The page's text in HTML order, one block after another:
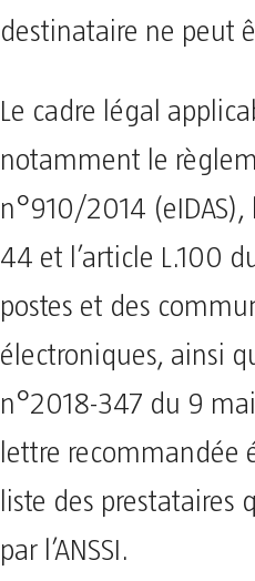
destinataire ne peut
Le cadre légal
notamment le
n°910/2014
44 et l’article L.100
postes et des
électroniques, ainsi
n°2018-347 du 9
lettre recommandée
liste des prestataires
par l’ANSSI.